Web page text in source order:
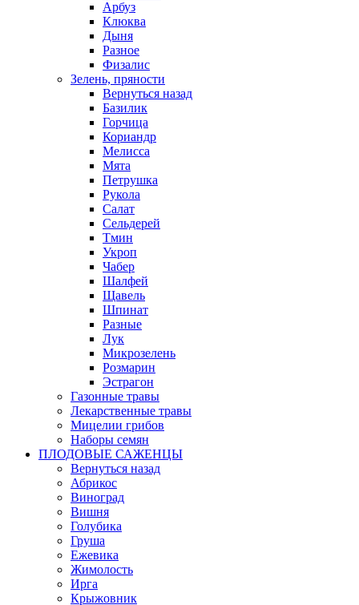
Арбуз
Клюква
Дыня
Разное
Физалис
Зелень, пряности
Вернуться назад
Базилик
Горчица
Кориандр
Мелисса
Мята
Петрушка
Рукола
Салат
Сельдерей
Тмин
Укроп
Чабер
Шалфей
Щавель
Шпинат
Разные
Лук
Микрозелень
Розмарин
Эстрагон
Газонные травы
Лекарственные травы
Мицелии грибов
Наборы семян
ПЛОДОВЫЕ САЖЕНЦЫ
Вернуться назад
Абрикос
Виноград
Вишня
Голубика
Груша
Ежевика
Жимолость
Ирга
Крыжовник